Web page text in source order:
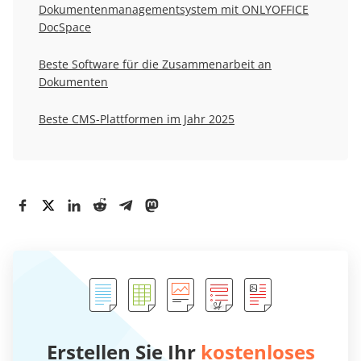
Dokumentenmanagementsystem mit ONLYOFFICE
DocSpace
Beste Software für die Zusammenarbeit an
Dokumenten
Beste CMS-Plattformen im Jahr 2025
Erstellen Sie Ihr kostenloses